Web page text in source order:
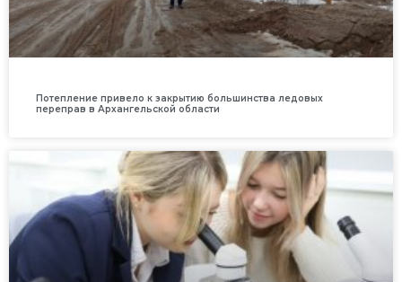
Потепление привело к закрытию большинства ледовых
переправ в Архангельской области